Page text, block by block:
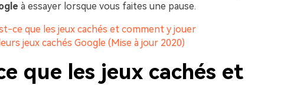
à essayer lorsque vous faites une pause.
ce que les jeux cachés et comment y jouer
jeux cachés Google (Mise à jour 2020)
que les jeux cachés et